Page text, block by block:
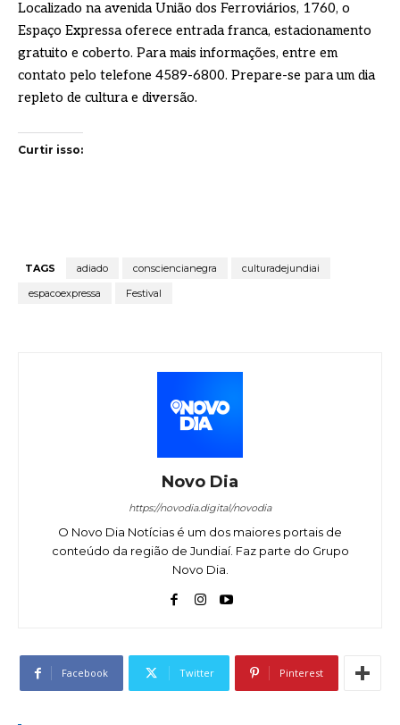
Localizado na avenida União dos Ferroviários, 1760, o
Espaço Expressa oferece entrada franca, estacionamento
gratuito e coberto. Para mais informações, entre em
contato pelo telefone 4589-6800. Prepare-se para um dia
repleto de cultura e diversão.
Curtir isso:
TAGS adiado consciencianegra
culturadejundiai
espacoexpressa
Festival
Novo Dia
https://novodia.digital/novodia
O Novo Dia Notícias é um dos maiores portais de
conteúdo da região de Jundiaí. Faz parte do Grupo
Novo Dia.
Facebook Twitter Pinterest